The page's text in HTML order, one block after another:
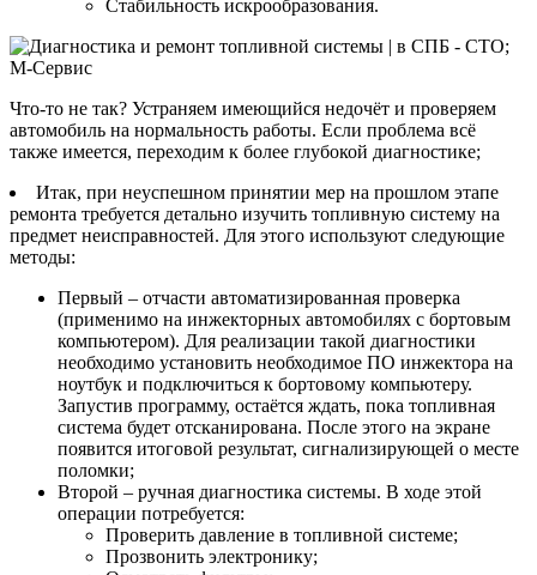
Стабильность искрообразования.
Что-то не так? Устраняем имеющийся недочёт и проверяем
автомобиль на нормальность работы. Если проблема всё
также имеется, переходим к более глубокой диагностике;
Итак, при неуспешном принятии мер на прошлом этапе
ремонта требуется детально изучить топливную систему на
предмет неисправностей. Для этого используют следующие
методы:
Первый – отчасти автоматизированная проверка
(применимо на инжекторных автомобилях с бортовым
компьютером). Для реализации такой диагностики
необходимо установить необходимое ПО инжектора на
ноутбук и подключиться к бортовому компьютеру.
Запустив программу, остаётся ждать, пока топливная
система будет отсканирована. После этого на экране
появится итоговой результат, сигнализирующей о месте
поломки;
Второй – ручная диагностика системы. В ходе этой
операции потребуется:
Проверить давление в топливной системе;
Прозвонить электронику;